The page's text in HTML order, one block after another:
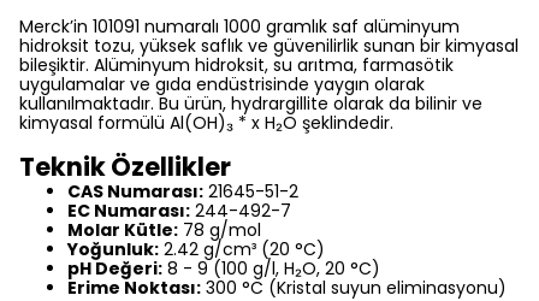
Merck’in 101091 numaralı 1000 gramlık saf alüminyum
hidroksit tozu, yüksek saflık ve güvenilirlik sunan bir kimyasal
bileşiktir. Alüminyum hidroksit, su arıtma, farmasötik
uygulamalar ve gıda endüstrisinde yaygın olarak
kullanılmaktadır. Bu ürün, hydrargillite olarak da bilinir ve
kimyasal formülü Al(OH)₃ * x H₂O şeklindedir.
Teknik Özellikler
CAS Numarası: 21645-51-2
EC Numarası: 244-492-7
Molar Kütle: 78 g/mol
Yoğunluk: 2.42 g/cm³ (20 °C)
pH Değeri: 8 - 9 (100 g/l, H₂O, 20 °C)
Erime Noktası: 300 °C (Kristal suyun eliminasyonu)